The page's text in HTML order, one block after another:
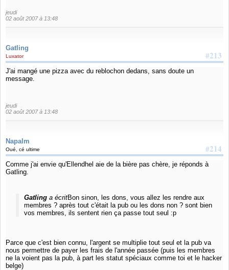
jeudi
02 août 2007 à 13:48
Gatling
#213
Luxator
J'ai mangé une pizza avec du reblochon dedans, sans doute un
message.
jeudi
02 août 2007 à 13:48
Napalm
#214
Oué, cé ultime
Comme j'ai envie qu'Ellendhel aie de la bière pas chère, je réponds à
Gatling.
Gatlinga écritBon sinon, les dons, vous allez les rendre aux
membres ? après tout c'était la pub ou les dons non ? sont bien
vos membres, ils sentent rien ça passe tout seul :p
Parce que c'est bien connu, l'argent se multiplie tout seul et la pub va
nous permettre de payer les frais de l'année passée (puis les membres
ne la voient pas la pub, à part les statut spéciaux comme toi et le hacker
belge)